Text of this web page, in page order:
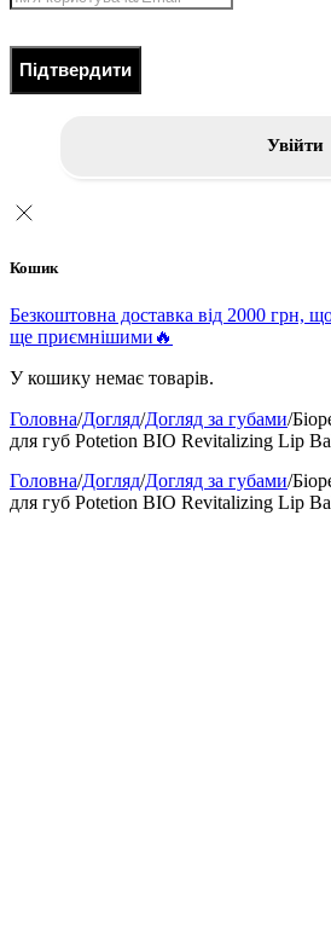
Підтвердити
Увійти
Кошик
Безкоштовна доставка від 2000 грн,
ще приємнішими🔥
У кошику немає товарів.
Головна/Догляд/Догляд за губами/
для губ Potetion BIO Revitalizing Lip
Головна/Догляд/Догляд за губами/
для губ Potetion BIO Revitalizing Lip